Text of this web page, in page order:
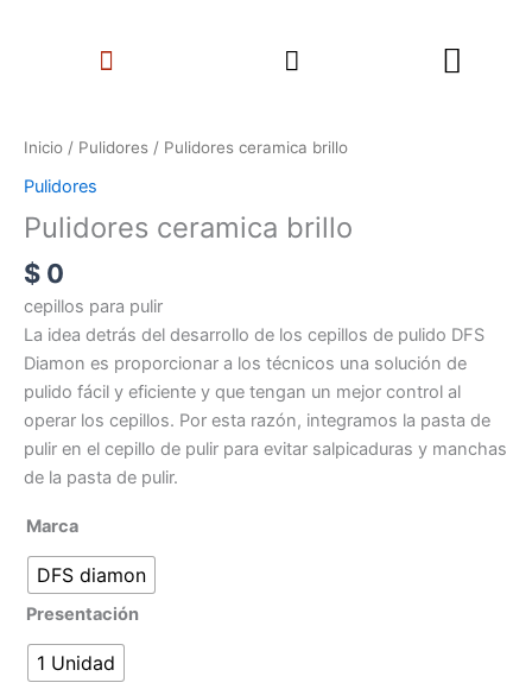
Menu Search
Inicio / Pulidores / Pulidores ceramica brillo
Pulidores
Pulidores ceramica brillo
$ 0
cepillos para pulir
La idea detrás del desarrollo de los cepillos de pulido DFS
Diamon es proporcionar a los técnicos una solución de
pulido fácil y eficiente y que tengan un mejor control al
operar los cepillos. Por esta razón, integramos la pasta de
pulir en el cepillo de pulir para evitar salpicaduras y manchas
de la pasta de pulir.
Marca
DFS diamon
Presentación
1 Unidad
ceramica
cantidad